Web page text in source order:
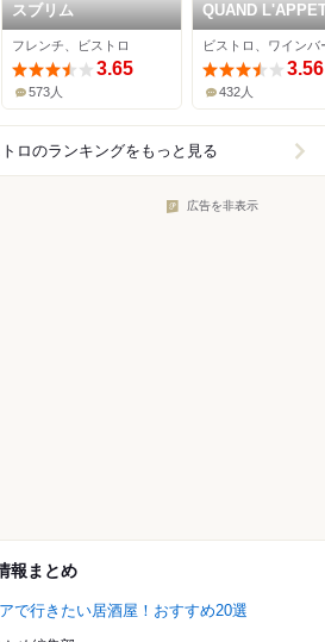
スブリム
フレンチ、ビストロ
3.65
573人
QUAND
VA TOUT VA !
3.56
432人
ロのランキングをもっと見る
広告を非表示
報まとめ
で行きたい居酒屋！おすすめ20選